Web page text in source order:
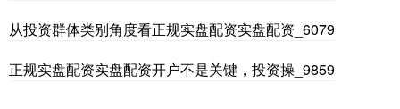
从投资群体类别角度看正规实盘配资实盘配资_6079
正规实盘配资实盘配资开户不是关键，投资操_9859